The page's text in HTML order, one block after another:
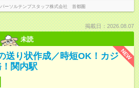
パーソルテンプスタッフ株式会社 首都圏
掲載日：2026.08.07
未読
NEW
送り状作成／時短OK！カジ
関内駅